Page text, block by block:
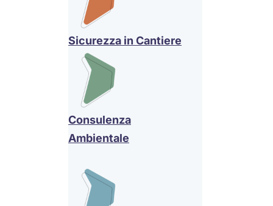
Sicurezza in Cantiere
Consulenza
Ambientale